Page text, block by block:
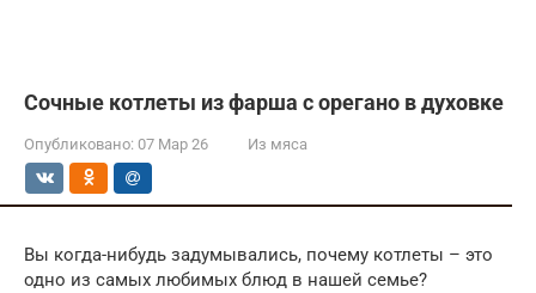
Сочные котлеты из фарша с орегано в духовке
Опубликовано: 07 Мар 26 Из мяса
Вы когда-нибудь задумывались, почему котлеты – это
одно из самых любимых блюд в нашей семье?